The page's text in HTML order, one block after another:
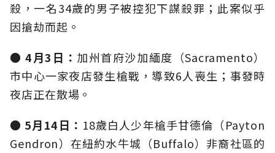
殺，一名34歲的男子被控犯下謀殺罪；此案似乎
因搶劫而起。
● 4月3日： 加州首府沙加緬度（Sacramento）
市中心一家夜店發生槍戰，導致6人喪生；事發時
夜店正在散場。
● 5月14日： 18歲白人少年槍手甘德倫（Payton
Gendron）在紐約水牛城（Buffalo）非裔社區的